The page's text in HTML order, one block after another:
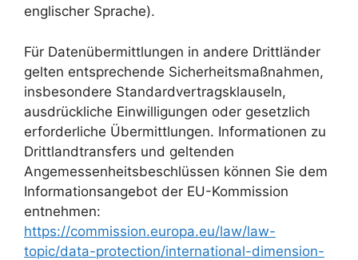
englischer Sprache).
Für Datenübermittlungen in andere Drittländer
gelten entsprechende Sicherheitsmaßnahmen,
insbesondere Standardvertragsklauseln,
ausdrückliche Einwilligungen oder gesetzlich
erforderliche Übermittlungen. Informationen zu
Drittlandtransfers und geltenden
Angemessenheitsbeschlüssen können Sie dem
Informationsangebot der EU-Kommission
entnehmen:
https://commission.europa.eu/law/law-
topic/data-protection/international-dimension-